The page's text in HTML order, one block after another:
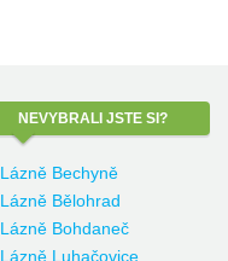
NEVYBRALI JSTE SI?
Lázně Bechyně
Lázně Bělohrad
Lázně Bohdaneč
Lázně Luhačovice